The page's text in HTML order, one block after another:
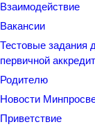
Взаимодействие
Вакансии
Тестовые задания
первичной
Родителю
Новости
Приветствие